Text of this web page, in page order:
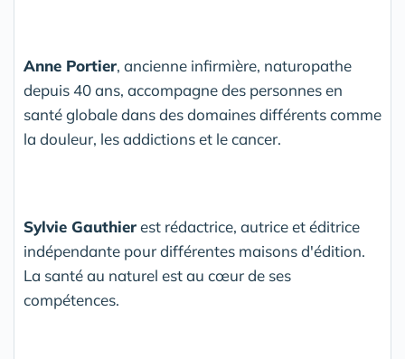
Anne Portier, ancienne infirmière, naturopathe
depuis 40 ans, accompagne des personnes en
santé globale dans des domaines différents comme
la douleur, les addictions et le cancer.
Sylvie Gauthierest rédactrice, autrice et éditrice
indépendante pour différentes maisons d'édition.
La santé au naturel est au cœur de ses
compétences.